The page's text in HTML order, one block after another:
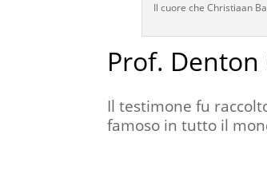
Il cuore che Christiaan
Prof. Denton
Il testimone fu
famoso in tutto il